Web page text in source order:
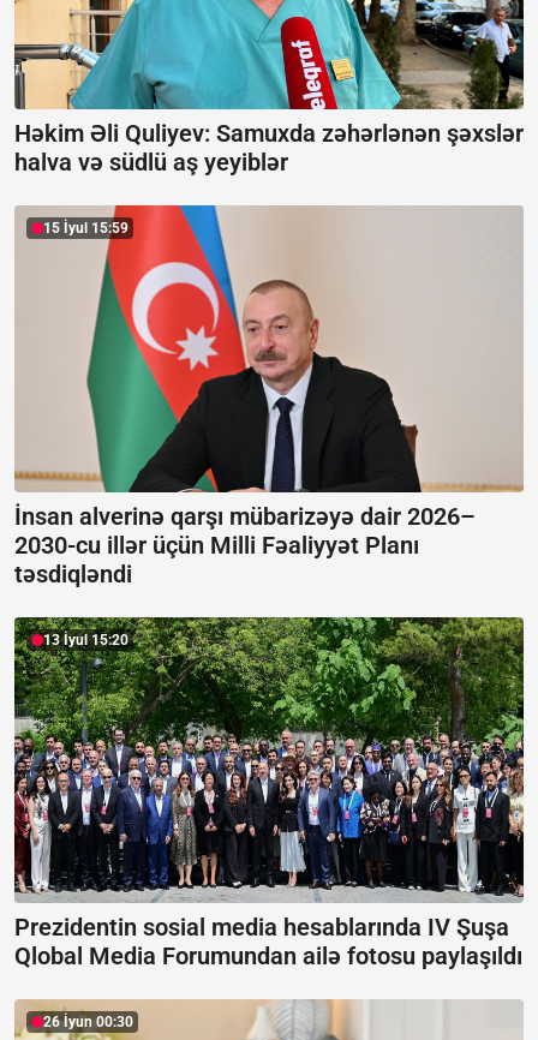
Həkim Əli Quliyev: Samuxda zəhərlənən şəxslər
halva və südlü aş yeyiblər
15 İyul 15:59
İnsan alverinə qarşı mübarizəyə dair 2026–
2030-cu illər üçün Milli Fəaliyyət Planı
təsdiqləndi
13 İyul 15:20
Prezidentin sosial media hesablarında IV Şuşa
Qlobal Media Forumundan ailə fotosu paylaşıldı
26 İyun 00:30